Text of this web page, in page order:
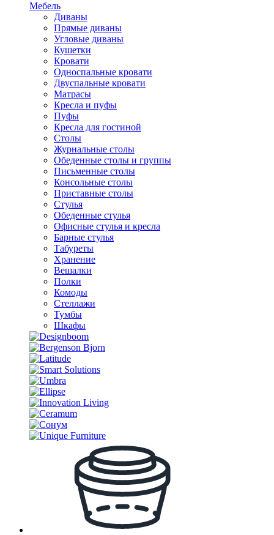
Мебель
Диваны
Прямые диваны
Угловые диваны
Кушетки
Кровати
Односпальные кровати
Двуспальные кровати
Матрасы
Кресла и пуфы
Пуфы
Кресла для гостиной
Столы
Журнальные столы
Обеденные столы и группы
Письменные столы
Консольные столы
Приставные столы
Стулья
Обеденные стулья
Офисные стулья и кресла
Барные стулья
Табуреты
Хранение
Вешалки
Полки
Комоды
Стеллажи
Тумбы
Шкафы